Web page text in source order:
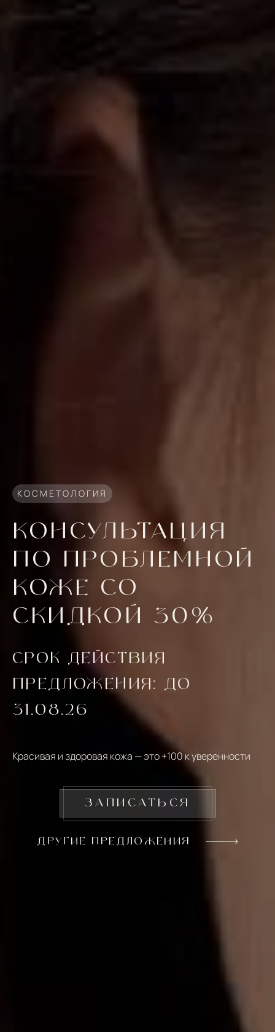
КОСМЕТОЛОГИЯ
КОНСУЛЬТАЦИЯ
ПО ПРОБЛЕМНОЙ
КОЖЕ СО
СКИДКОЙ 30%
СРОК ДЕЙСТВИЯ
ПРЕДЛОЖЕНИЯ: ДО
31.08.26
Красивая и здоровая кожа — это +100 к уверенности
ЗАПИСАТЬСЯ
ДРУГИЕ ПРЕДЛОЖЕНИЯ